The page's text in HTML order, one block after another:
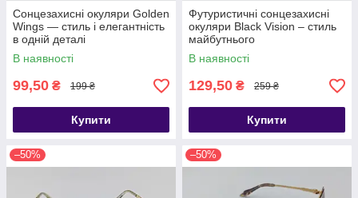
Сонцезахисні окуляри Golden
Wings — стиль і елегантність
в одній деталі
В наявності
99,50 ₴ 199 ₴
Купити
Футуристичні сонцезахисні
окуляри Black Vision – стиль
майбутнього
В наявності
129,50 ₴ 259 ₴
Купити
–50% –50%